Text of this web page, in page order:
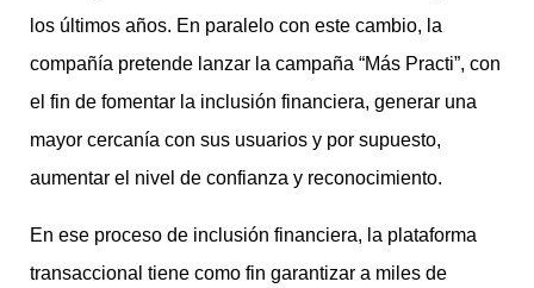
los últimos años. En paralelo con este cambio, la
compañía pretende lanzar la campaña “Más Practi”, con
el fin de fomentar la inclusión financiera, generar una
mayor cercanía con sus usuarios y por supuesto,
aumentar el nivel de confianza y reconocimiento.
En ese proceso de inclusión financiera, la plataforma
transaccional tiene como fin garantizar a miles de